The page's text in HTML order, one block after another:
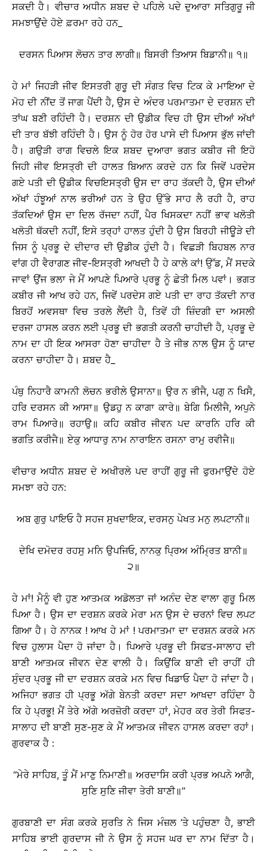
ਸਕਦੀ ਹੈ। ਵੀਚਾਰ ਅਧੀਨ ਸ਼ਬਦ ਦੇ ਪਹਿਲੇ ਪਦੇ ਦੁਆਰਾ ਸਤਿਗੁਰੂ ਜੀ
ਸਮਝਾਉਂਦੇ ਹੋਏ ਫ਼ਰਮਾ ਰਹੇ ਹਨ_
ਦਰਸਨ ਪਿਆਸ ਲੋਚਨ ਤਾਰ ਲਾਗੀ॥ ਬਿਸਰੀ ਤਿਆਸ ਬਿਡਾਨੀ॥ ੧॥
ਹੇ ਮਾਂ ਜਿਹੜੀ ਜੀਵ ਇਸਤਰੀ ਗੁਰੂ ਦੀ ਸੰਗਤ ਵਿਚ ਟਿਕ ਕੇ ਮਾਇਆ ਦੇ
ਮੋਹ ਦੀ ਨੀਂਦ ਤੋਂ ਜਾਗ ਪੈਂਦੀ ਹੈ, ਉਸ ਦੇ ਅੰਦਰ ਪਰਮਾਤਮਾ ਦੇ ਦਰਸ਼ਨ ਦੀ
ਤਾਂਘ ਬਣੀ ਰਹਿੰਦੀ ਹੈ। ਦਰਸ਼ਨ ਦੀ ਉਡੀਕ ਵਿਚ ਹੀ ਉਸ ਦੀਆਂ ਅੱਖਾਂ
ਦੀ ਤਾਰ ਬੱਝੀ ਰਹਿੰਦੀ ਹੈ। ਉਸ ਨੂੰ ਹੋਰ ਹੋਰ ਪਾਸੇ ਦੀ ਪਿਆਸ ਭੁੱਲ ਜਾਂਦੀ
ਹੈ। ਗਉੜੀ ਰਾਗ ਵਿਚਲੇ ਇਕ ਸ਼ਬਦ ਦੁਆਰਾ ਭਗਤ ਕਬੀਰ ਜੀ ਇਹੋ
ਜਿਹੀ ਜੀਵ ਇਸਤ੍ਰੀ ਦੀ ਹਾਲਤ ਬਿਆਨ ਕਰਦੇ ਹਨ ਕਿ ਜਿਵੇਂ ਪਰਦੇਸ
ਗਏ ਪਤੀ ਦੀ ਉਡੀਕ ਵਿਚਇਸਤ੍ਰੀ ਉਸ ਦਾ ਰਾਹ ਤੱਕਦੀ ਹੈ, ਉਸ ਦੀਆਂ
ਅੱਖਾਂ ਹੰਝੂਆਂ ਨਾਲ ਭਰੀਆਂ ਹਨ ਤੇ ਉਹ ਉੱਭੇ ਸਾਹ ਲੈ ਰਹੀ ਹੈ, ਰਾਹ
ਤੱਕਦਿਆਂ ਉਸ ਦਾ ਦਿਲ ਰੱਜਦਾ ਨਹੀਂ, ਪੈਰ ਖਿਸਕਦਾ ਨਹੀਂ ਭਾਵ ਖਲੋਤੀ
ਖਲੋਤੀ ਥੱਕਦੀ ਨਹੀਂ, ਇਸੇ ਤਰ੍ਹਾਂ ਹਾਲਤ ਹੁੰਦੀ ਹੈ ਉਸ ਬਿਰਹੀ ਜੀਊੜੇ ਦੀ
ਜਿਸ ਨੂੰ ਪ੍ਰਭੂ ਦੇ ਦੀਦਾਰ ਦੀ ਉਡੀਕ ਹੁੰਦੀ ਹੈ। ਵਿਛੜੀ ਬਿਹਬਲ ਨਾਰ
ਵਾਂਗ ਹੀ ਵੈਰਾਗਣ ਜੀਵ-ਇਸਤ੍ਰੀ ਆਖਦੀ ਹੈ ਹੇ ਕਾਲੇ ਕਾਂ! ਉੱਡ, ਮੈਂ ਸਦਕੇ
ਜਾਵਾਂ ਉਂਜ ਭਲਾ ਜੇ ਮੈਂ ਆਪਣੇ ਪਿਆਰੇ ਪ੍ਰਭੂ ਨੂੰ ਛੇਤੀ ਮਿਲ ਪਵਾਂ। ਭਗਤ
ਕਬੀਰ ਜੀ ਆਖ ਰਹੇ ਹਨ, ਜਿਵੇਂ ਪਰਦੇਸ ਗਏ ਪਤੀ ਦਾ ਰਾਹ ਤੱਕਦੀ ਨਾਰ
ਬਿਰਹੋਂ ਅਵਸਥਾ ਵਿਚ ਤਰਲੇ ਲੈਂਦੀ ਹੈ, ਤਿਵੇਂ ਹੀ ਜ਼ਿੰਦਗੀ ਦਾ ਅਸਲੀ
ਦਰਜਾ ਹਾਸਲ ਕਰਨ ਲਈ ਪ੍ਰਭੂ ਦੀ ਭਗਤੀ ਕਰਨੀ ਚਾਹੀਦੀ ਹੈ, ਪ੍ਰਭੂ ਦੇ
ਨਾਮ ਦਾ ਹੀ ਇਕ ਆਸਰਾ ਹੋਣਾ ਚਾਹੀਦਾ ਹੈ ਤੇ ਜੀਭ ਨਾਲ ਉਸ ਨੂੰ ਯਾਦ
ਕਰਨਾ ਚਾਹੀਦਾ ਹੈ। ਸ਼ਬਦ ਹੈ_
ਪੰਥੁ ਨਿਹਾਰੈ ਕਾਮਨੀ ਲੋਚਨ ਭਰੀਲੇ ਉਸਾਨਾ॥ ਉਰ ਨ ਭੀਜੈ, ਪਗੁ ਨ ਖਿਸੈ,
ਹਰਿ ਦਰਸਨ ਕੀ ਆਸਾ॥ ਉਡਹੁ ਨ ਕਾਗਾ ਕਾਰੇ॥ ਬੇਗਿ ਮਿਲੀਜੈ, ਅਪੁਨੇ
ਰਾਮ ਪਿਆਰੇ॥ ਰਹਾਉ॥ ਕਹਿ ਕਬੀਰ ਜੀਵਨ ਪਦ ਕਾਰਨਿ ਹਰਿ ਕੀ
ਭਗਤਿ ਕਰੀਜੈ॥ ਏਕੁ ਆਧਾਰੁ ਨਾਮ ਨਾਰਾਇਨ ਰਸਨਾ ਰਾਮੁ ਰਵੀਜੈ॥
ਵੀਚਾਰ ਅਧੀਨ ਸ਼ਬਦ ਦੇ ਅਖੀਰਲੇ ਪਦ ਰਾਹੀਂ ਗੁਰੂ ਜੀ ਫੁਰਮਾਉਂਦੇ ਹੋਏ
ਸਮਝਾ ਰਹੇ ਹਨ:
ਅਬ ਗੁਰੁ ਪਾਇਓ ਹੈ ਸਹਜ ਸੁਖਦਾਇਕ, ਦਰਸਨੁ ਪੇਖਤ ਮਨੁ ਲਪਟਾਨੀ॥
ਦੇਖਿ ਦਮੋਦਰ ਰਹਸੁ ਮਨਿ ਉਪਜਿਓ, ਨਾਨਕੁ ਪ੍ਰਿਅ ਅੰਮ੍ਰਿਤ ਬਾਨੀ॥
੨॥
ਹੇ ਮਾਂ! ਮੈਨੂੰ ਵੀ ਹੁਣ ਆਤਮਕ ਅਡੋਲਤਾ ਜਾਂ ਅਨੰਦ ਦੇਣ ਵਾਲਾ ਗੁਰੂ ਮਿਲ
ਪਿਆ ਹੈ। ਉਸ ਦਾ ਦਰਸ਼ਨ ਕਰਕੇ ਮੇਰਾ ਮਨ ਉਸ ਦੇ ਚਰਨਾਂ ਵਿਚ ਲਪਟ
ਗਿਆ ਹੈ। ਹੇ ਨਾਨਕ ! ਆਖ ਹੇ ਮਾਂ ! ਪਰਮਾਤਮਾ ਦਾ ਦਰਸ਼ਨ ਕਰਕੇ ਮਨ
ਵਿਚ ਹੁਲਾਸ ਪੈਦਾ ਹੋ ਜਾਂਦਾ ਹੈ। ਪਿਆਰੇ ਪ੍ਰਭੂ ਦੀ ਸਿਫਤ-ਸਾਲਾਹ ਦੀ
ਬਾਣੀ ਆਤਮਕ ਜੀਵਨ ਦੇਣ ਵਾਲੀ ਹੈ। ਕਿਉਂਕਿ ਬਾਣੀ ਦੀ ਰਾਹੀਂ ਹੀ
ਸੁੰਦਰ ਪ੍ਰਭੂ ਜੀ ਦਾ ਦਰਸ਼ਨ ਕਰਕੇ ਮਨ ਵਿਚ ਖਿਡਾਓ ਪੈਦਾ ਹੋ ਜਾਂਦਾ ਹੈ।
ਅਜਿਹਾ ਭਗਤ ਹੀ ਪ੍ਰਭੂ ਅੱਗੇ ਬੇਨਤੀ ਕਰਦਾ ਸਦਾ ਆਖਦਾ ਰਹਿੰਦਾ ਹੈ
ਕਿ ਹੇ ਪ੍ਰਭੂ! ਮੈਂ ਤੇਰੇ ਅੱਗੇ ਅਰਜ਼ੋਰੀ ਕਰਦਾ ਹਾਂ, ਮੇਹਰ ਕਰ ਤੇਰੀ ਸਿਫਤ-
ਸਾਲਾਹ ਦੀ ਬਾਣੀ ਸੁਣ-ਸੁਣ ਕੇ ਮੈਂ ਆਤਮਕ ਜੀਵਨ ਹਾਸਲ ਕਰਦਾ ਰਹਾਂ।
ਗੁਰਵਾਕ ਹੈ :
‘‘ਮੇਰੇ ਸਾਹਿਬ, ਤੂੰ ਮੈਂ ਮਾਣੁ ਨਿਮਾਣੀ॥ ਅਰਦਾਸਿ ਕਰੀ ਪ੍ਰਭ ਅਪਨੇ ਆਗੈ,
ਸੁਣਿ ਸੁਣਿ ਜੀਵਾ ਤੇਰੀ ਬਾਣੀ॥’’
ਗੁਰਬਾਣੀ ਦਾ ਸੰਗ ਕਰਕੇ ਸੁਰਤਿ ਨੇ ਜਿਸ ਮੰਜ਼ਲ ’ਤੇ ਪਹੁੰਚਣਾ ਹੈ, ਭਾਈ
ਸਾਹਿਬ ਭਾਈ ਗੁਰਦਾਸ ਜੀ ਨੇ ਉਸ ਨੂੰ ਸਹਜ ਘਰ ਦਾ ਨਾਮ ਦਿੱਤਾ ਹੈ।